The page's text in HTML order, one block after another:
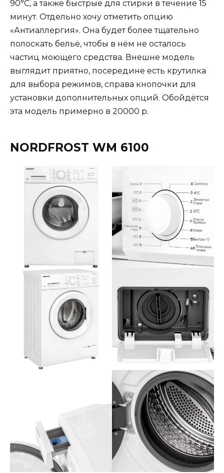
90°С, а также быстрые для стирки в течение 15
минут. Отдельно хочу отметить опцию
«Антиаллергия». Она будет более тщательно
полоскать бельё, чтобы в нём не осталось
частиц моющего средства. Внешне модель
выглядит приятно, посередине есть крутилка
для выбора режимов, справа кнопочки для
установки дополнительных опций. Обойдётся
эта модель примерно в 20000 р.
NORDFROST WM 6100